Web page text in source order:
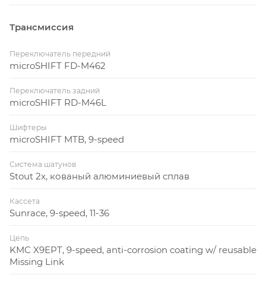
Трансмиссия
Переключатель передний
microSHIFT FD-M462
Переключатель задний
microSHIFT RD-M46L
Шифтеры
microSHIFT MTB, 9-speed
Система шатунов
Stout 2x, кованый алюминиевый сплав
Кассета
Sunrace, 9-speed, 11-36
Цепь
KMC X9EPT, 9-speed, anti-corrosion coating w/ reusable
Missing Link